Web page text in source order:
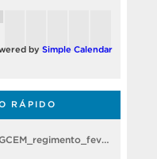
by Simple Calendar
RÁPIDO
PPGCEM_regimento_fevereiro 2018